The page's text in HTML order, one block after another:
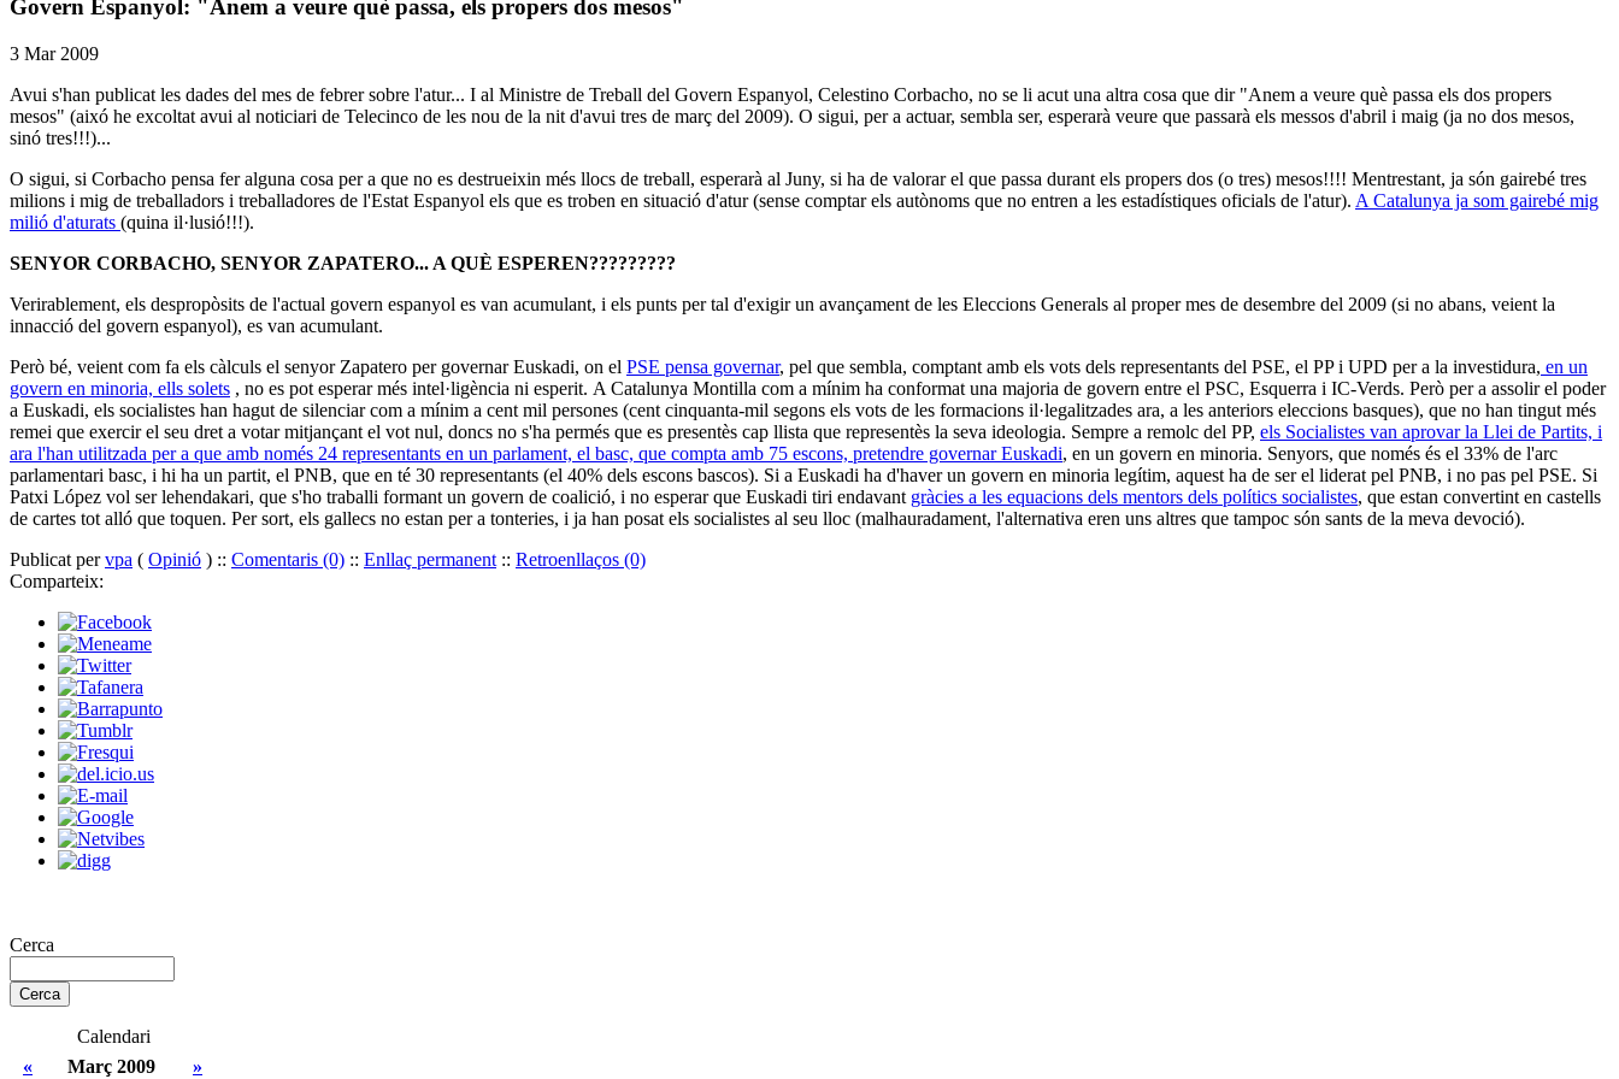
Govern Espanyol: "Anem a veure què passa, els propers dos mesos"
3 Mar 2009
Avui s'han publicat les dades del mes de febrer sobre l'atur... I al Ministre de Treball del Govern Espanyol, Celestino Corbacho, no se li acut una altra cosa que dir "Anem a veure què passa els dos propers
mesos" (aixó he excoltat avui al noticiari de Telecinco de les nou de la nit d'avui tres de març del 2009). O sigui, per a actuar, sembla ser, esperarà veure que passarà els messos d'abril i maig (ja no dos mesos,
sinó tres!!!)...
O sigui, si Corbacho pensa fer alguna cosa per a que no es destrueixin més llocs de treball, esperarà al Juny, si ha de valorar el que passa durant els propers dos (o tres) mesos!!!! Mentrestant, ja són gairebé tres
milions i mig de treballadors i treballadores de l'Estat Espanyol els que es troben en situació d'atur (sense comptar els autònoms que no entren a les estadístiques oficials de l'atur). A Catalunya ja som gairebé mig
milió d'aturats (quina il·lusió!!!).
SENYOR CORBACHO, SENYOR ZAPATERO... A QUÈ ESPEREN?????????
Verirablement, els despropòsits de l'actual govern espanyol es van acumulant, i els punts per tal d'exigir un avançament de les Eleccions Generals al proper mes de desembre del 2009 (si no abans, veient la
innacció del govern espanyol), es van acumulant.
Però bé, veient com fa els càlculs el senyor Zapatero per governar Euskadi, on el PSE pensa governar, pel que sembla, comptant amb els vots dels representants del PSE, el PP i UPD per a la investidura, en un
govern en minoria, ells solets , no es pot esperar més intel·ligència ni esperit. A Catalunya Montilla com a mínim ha conformat una majoria de govern entre el PSC, Esquerra i IC-Verds. Però per a assolir el poder
a Euskadi, els socialistes han hagut de silenciar com a mínim a cent mil persones (cent cinquanta-mil segons els vots de les formacions il·legalitzades ara, a les anteriors eleccions basques), que no han tingut més
remei que exercir el seu dret a votar mitjançant el vot nul, doncs no s'ha permés que es presentès cap llista que representès la seva ideologia. Sempre a remolc del PP, els Socialistes van aprovar la Llei de Partits, i
ara l'han utilitzada per a que amb només 24 representants en un parlament, el basc, que compta amb 75 escons, pretendre governar Euskadi, en un govern en minoria. Senyors, que només és el 33% de l'arc
parlamentari basc, i hi ha un partit, el PNB, que en té 30 representants (el 40% dels escons bascos). Si a Euskadi ha d'haver un govern en minoria legítim, aquest ha de ser el liderat pel PNB, i no pas pel PSE. Si
Patxi López vol ser lehendakari, que s'ho traballi formant un govern de coalició, i no esperar que Euskadi tiri endavant gràcies a les equacions dels mentors dels polítics socialistes, que estan convertint en castells
de cartes tot alló que toquen. Per sort, els gallecs no estan per a tonteries, i ja han posat els socialistes al seu lloc (malhauradament, l'alternativa eren uns altres que tampoc són sants de la meva devoció).
Publicat pervpa ( Opinió ) :: Comentaris (0) :: Enllaç permanent :: Retroenllaços (0)
Comparteix:
Cerca
Calendari
«
Març 2009 »